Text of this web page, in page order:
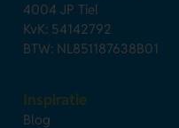
4004 JP Tiel
KvK: 54142792
BTW: NL851187638B01
Inspiratie
Blog